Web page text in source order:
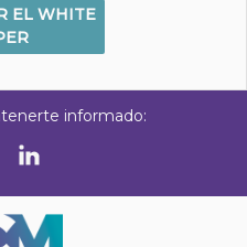
EL WHITE
informado: